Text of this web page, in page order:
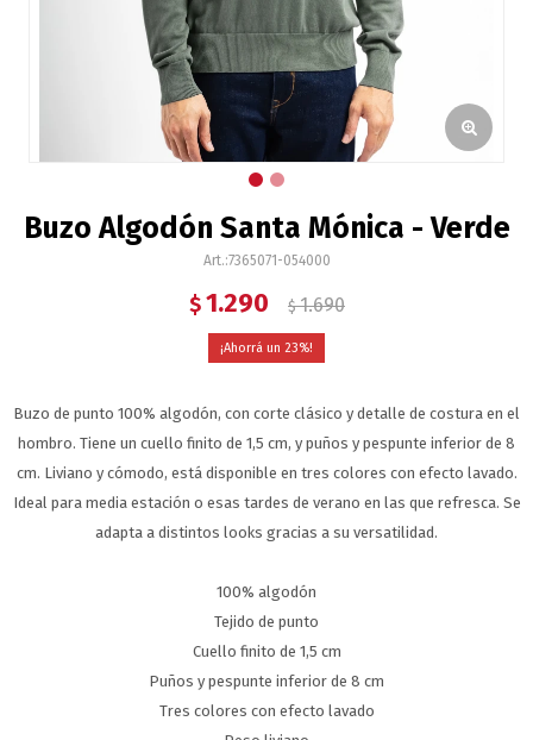
Buzo Algodón Santa Mónica - Verde
7365071-054000
$ 1.290 $ 1.690
23
Buzo de punto 100% algodón, con corte clásico y detalle de costura en el
hombro. Tiene un cuello finito de 1,5 cm, y puños y pespunte inferior de 8
cm. Liviano y cómodo, está disponible en tres colores con efecto lavado.
Ideal para media estación o esas tardes de verano en las que refresca. Se
adapta a distintos looks gracias a su versatilidad.
100% algodón
Tejido de punto
Cuello finito de 1,5 cm
Puños y pespunte inferior de 8 cm
Tres colores con efecto lavado